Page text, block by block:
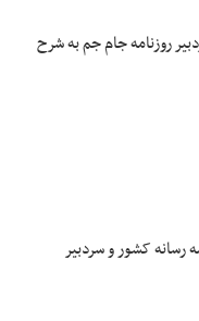
روزنامه جام جم به شرح
رسانه کشور و سردبیر